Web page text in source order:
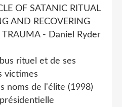
OF SATANIC RITUAL
AND RECOVERING
- Daniel Ryder
rituel et de ses
victimes
noms de l'élite (1998)